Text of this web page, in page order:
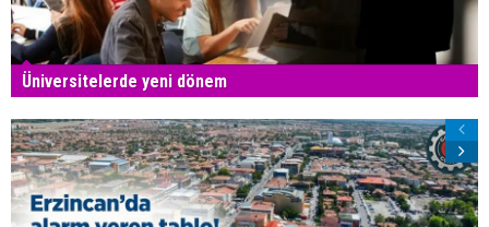
Üniversitelerde yeni dönem